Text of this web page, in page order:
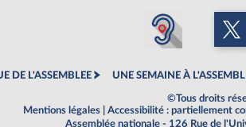
DE L'ASSEMBLEE UNE SEMAINE À
©Tous droits
Mentions légales
Accessibilité : partiellement
Assemblée nationale - 126 Rue de